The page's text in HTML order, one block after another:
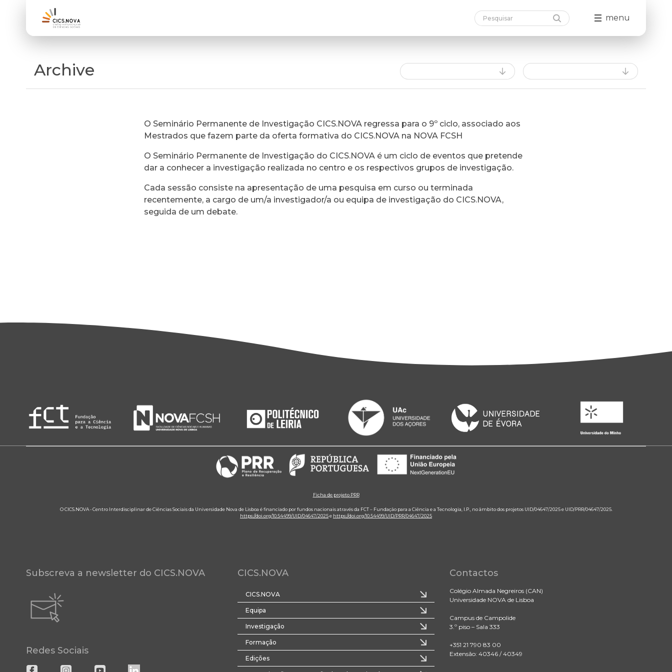
menu
Archive
O Seminário Permanente de Investigação CICS.NOVA regressa para o 9º ciclo, associado aos
Mestrados que fazem parte da oferta formativa do CICS.NOVA na NOVA FCSH
O Seminário Permanente de Investigação do CICS.NOVA é um ciclo de eventos que pretende
dar a conhecer a investigação realizada no centro e os respectivos grupos de investigação.
Cada sessão consiste na apresentação de uma pesquisa em curso ou terminada
recentemente, a cargo de um/a investigador/a ou equipa de investigação do CICS.NOVA,
seguida de um debate.
Ficha de projeto PRR
O CICS.NOVA - Centro Interdisciplinar de Ciências Sociais da Universidade Nova de Lisboa é financiado por fundos nacionais através da FCT – Fundação para a Ciência e a Tecnologia, I.P., no âmbito dos projetos UID/04647/2025 e UID/PRR/04647/2025.
https://doi.org/10.54499/UID/04647/2025e https://doi.org/10.54499/UID/PRR/04647/2025
Subscreva a newsletter do CICS.NOVA
Redes Sociais
CICS.NOVA
CICS.NOVA
Equipa
Investigação
Formação
Edições
Contactos
Colégio Almada Negreiros (CAN)
Universidade NOVA de Lisboa
Campus de Campolide
3.º piso – Sala 333
+351 21 790 83 00
Extensão: 40346 / 40349